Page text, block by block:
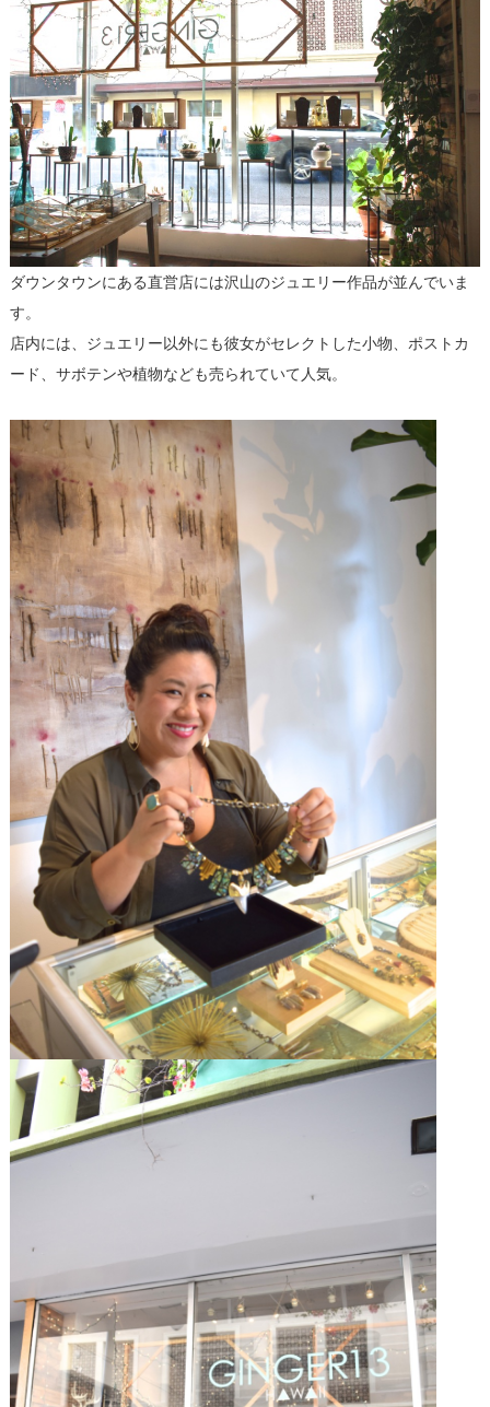
ダウンタウンにある直営店には沢山のジュエリー作品が並んでいま
す。
店内には、ジュエリー以外にも彼女がセレクトした小物、ポストカ
ード、サボテンや植物なども売られていて人気。